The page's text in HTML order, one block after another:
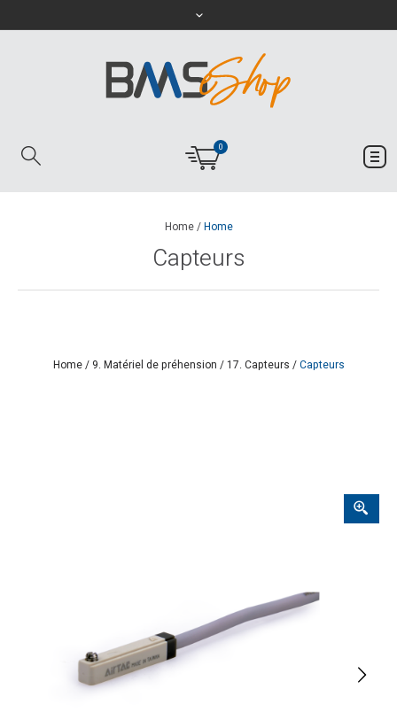
0
Home/Home
Capteurs
Home/ 9. Matériel de préhension /17. Capteurs /Capteurs